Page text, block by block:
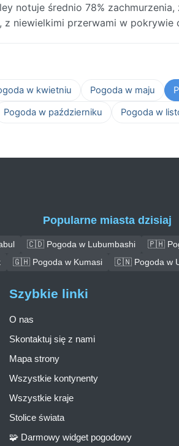
notuje średnio 78%
z niewielkimi przerwami w pokrywie
w kwietniu Pogoda w maju
Pogoda w październiku
Pogoda w
Popularne miasta dzisiaj
🇨🇩 Pogoda w Lubumbashi 🇵🇭
🇬🇭 Pogoda w Kumasi 🇨🇳 Pogoda w
Szybkie linki
O nas
Skontaktuj się z nami
Mapa strony
Wszystkie kontynenty
Wszystkie kraje
Stolice świata
🧩 Darmowy widget pogodowy